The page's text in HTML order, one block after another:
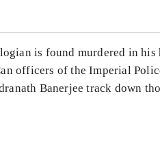
is found murdered in his
officers of the Imperial
Banerjee track down